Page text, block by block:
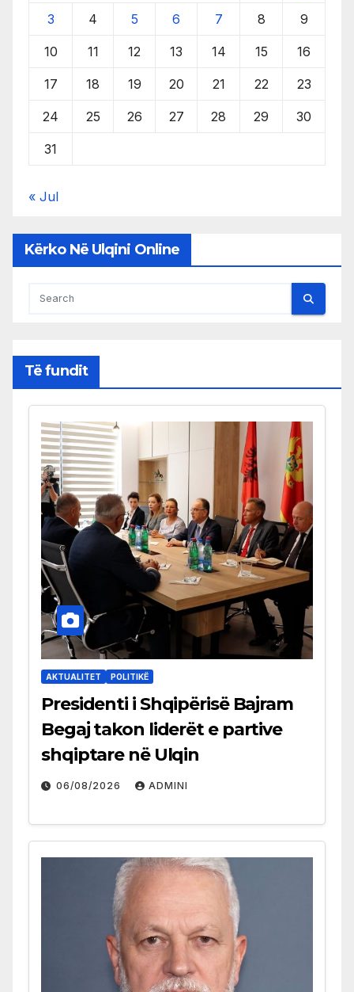
3 4 5 6 7 8 9
10 11 12 13 14 15 16
17 18 19 20 21 22 23
24 25 26 27 28 29 30
31
« Jul
Kërko Në Ulqini Online
Të fundit
AKTUALITET POLITIKË
Presidenti i Shqipërisë Bajram
Begaj takon liderët e partive
shqiptare në Ulqin
06/08/2026 ADMINI